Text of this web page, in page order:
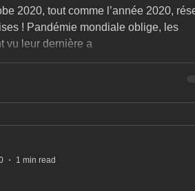
2020, tout comme l’année 2020,
! Pandémie mondiale oblige, les
vu leur dernière a
1 min read